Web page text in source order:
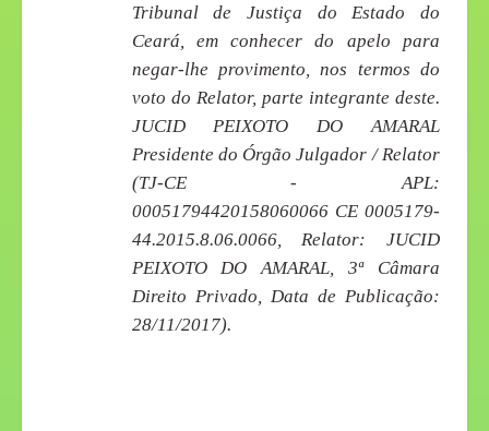
Tribunal de Justiça do Estado do
Ceará, em conhecer do apelo para
negar-lhe provimento, nos termos do
voto do Relator, parte integrante deste.
JUCID PEIXOTO DO AMARAL
Presidente do Órgão Julgador / Relator
(TJ-CE - APL:
00051794420158060066 CE 0005179-
44.2015.8.06.0066, Relator: JUCID
PEIXOTO DO AMARAL, 3ª Câmara
Direito Privado, Data de Publicação:
28/11/2017).